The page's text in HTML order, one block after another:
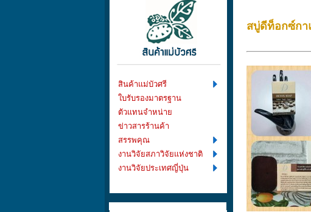
สินค้าแม่บัวศรี
ใบรับรองมาตรฐาน
ตัวแทนจำหน่าย
ข่าวสารร้านค้า
สรรพคุณ
งานวิจัยสภาวิจัยแห่งชาติ
งานวิจัยประเทศญี่ปุ่น
สบู่ดีท็อกซ์กา